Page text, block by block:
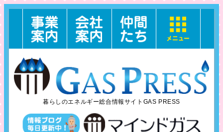
暮らしのエネルギー総合情報サイトGAS PRESS